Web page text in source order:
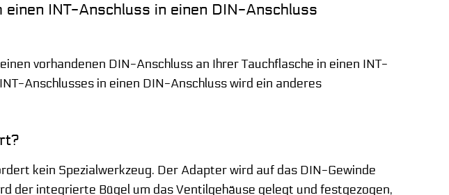
INT-Anschluss in einen DIN-Anschluss
vorhandenen DIN-Anschluss an Ihrer Tauchflasche in einen INT-
Anschlusses in einen DIN-Anschluss wird ein anderes
kein Spezialwerkzeug. Der Adapter wird auf das DIN-Gewinde
der integrierte Bügel um das Ventilgehäuse gelegt und festgezogen,